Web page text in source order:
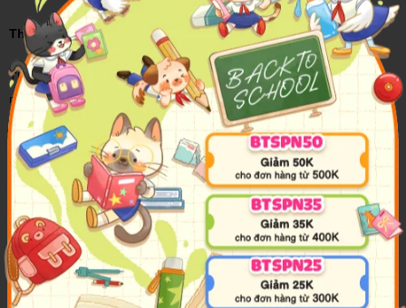
The Promised Neverland Vol. 12
The children of the Grace Field House orphanage must escape a
macabre fate before it’s too late.
Life at Grace Field House is good for Emma and her fellow
orphans. While the daily studying and exams they have to take are
tough, their loving caretaker provides them with delicious food and
plenty of playtime. But perhaps not everything is as it seems…
With the demons of Goldy Pond finally defeated, Emma and the
other children now focus on their next task—finding the Seven
Walls. But it won’t be easy, especially with a dangerous new foe